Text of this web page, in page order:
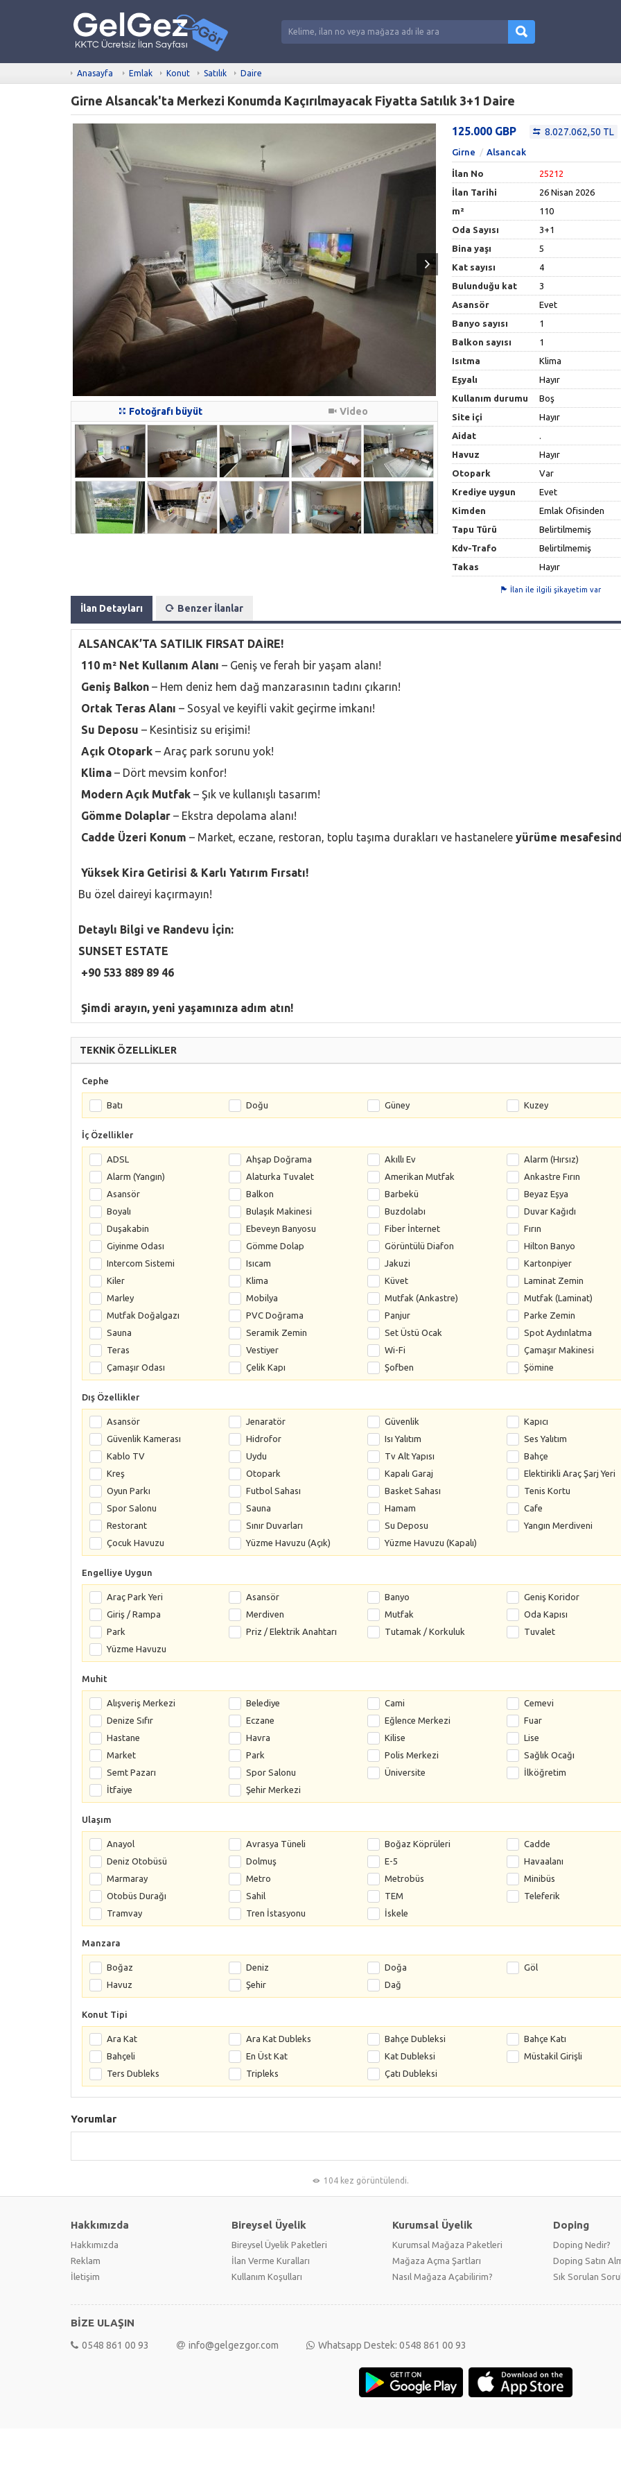
Anasayfa Emlak Konut Satılık Daire
Girne Alsancak'ta Merkezi Konumda Kaçırılmayacak Fiyatta Satılık 3+1 Daire
Fotoğrafı büyüt Video
125.000 GBP 8.027.062,50 TL
Girne Alsancak
İlan No
25212
İlan Tarihi
26 Nisan 2026
m²
110
Oda Sayısı
3+1
Bina yaşı
5
Kat sayısı
4
Bulunduğu kat
3
Asansör
Evet
Banyo sayısı
1
Balkon sayısı
1
Isıtma
Klima
Eşyalı
Hayır
Kullanım durumu
Boş
Site içi
Hayır
Aidat
.
Havuz
Hayır
Otopark
Var
Krediye uygun
Evet
Kimden
Emlak Ofisinden
Tapu Türü
Belirtilmemiş
Kdv-Trafo
Belirtilmemiş
Takas
Hayır
İlan ile ilgili şikayetim var
İlan Detayları Benzer İlanlar
ALSANCAK’TA SATILIK FIRSAT DAİRE!
110 m² Net Kullanım Alanı – Geniş ve ferah bir yaşam alanı!
Geniş Balkon – Hem deniz hem dağ manzarasının tadını çıkarın!
Ortak Teras Alanı – Sosyal ve keyifli vakit geçirme imkanı!
Su Deposu – Kesintisiz su erişimi!
Açık Otopark – Araç park sorunu yok!
Klima – Dört mevsim konfor!
Modern Açık Mutfak – Şık ve kullanışlı tasarım!
Gömme Dolaplar – Ekstra depolama alanı!
Cadde Üzeri Konum – Market, eczane, restoran, toplu taşıma durakları ve hastanelere yürüme
Yüksek Kira Getirisi & Karlı Yatırım Fırsatı!
Bu özel daireyi kaçırmayın!
Detaylı Bilgi ve Randevu İçin:
SUNSET ESTATE
+90 533 889 89 46
Şimdi arayın, yeni yaşamınıza adım atın!
TEKNİK ÖZELLİKLER
Cephe
Batı Doğu Güney Kuzey
İç Özellikler
ADSL Ahşap Doğrama Akıllı Ev
Alarm (Hırsız)
Alarm (Yangın)
Alaturka Tuvalet Amerikan Mutfak
Ankastre Fırın
Asansör
Balkon Barbekü
Beyaz Eşya
Boyalı
Bulaşık Makinesi Buzdolabı
Duvar Kağıdı
Duşakabin
Ebeveyn Banyosu Fiber İnternet
Fırın
Giyinme Odası
Gömme Dolap Görüntülü Diafon
Hilton Banyo
Intercom Sistemi
Isıcam Jakuzi
Kartonpiyer
Kiler
Klima Küvet
Laminat Zemin
Marley
Mobilya Mutfak (Ankastre)
Mutfak (Laminat)
Mutfak Doğalgazı
PVC Doğrama Panjur
Parke Zemin
Sauna
Seramik Zemin Set Üstü Ocak
Spot Aydınlatma
Teras
Vestiyer Wi-Fi
Çamaşır Makinesi
Çamaşır Odası
Çelik Kapı Şofben Şömine
Dış Özellikler
Asansör Jenaratör Güvenlik
Kapıcı
Güvenlik Kamerası
Hidrofor Isı Yalıtım
Ses Yalıtım
Kablo TV
Uydu Tv Alt Yapısı
Bahçe
Kreş
Otopark Kapalı Garaj
Elektirikli Araç Şarj Yeri
Oyun Parkı
Futbol Sahası Basket Sahası
Tenis Kortu
Spor Salonu
Sauna Hamam
Cafe
Restorant
Sınır Duvarları Su Deposu
Yangın Merdiveni
Çocuk Havuzu
Yüzme Havuzu (Açık) Yüzme Havuzu (Kapalı)
Engelliye Uygun
Araç Park Yeri Asansör Banyo
Geniş Koridor
Giriş / Rampa
Merdiven Mutfak
Oda Kapısı
Park
Priz / Elektrik Anahtarı Tutamak / Korkuluk
Tuvalet
Yüzme Havuzu
Muhit
Alışveriş Merkezi Belediye Cami
Cemevi
Denize Sıfır
Eczane Eğlence Merkezi
Fuar
Hastane
Havra Kilise
Lise
Market
Park Polis Merkezi
Sağlık Ocağı
Semt Pazarı
Spor Salonu Üniversite
İlköğretim
İtfaiye
Şehir Merkezi
Ulaşım
Anayol Avrasya Tüneli Boğaz Köprüleri
Cadde
Deniz Otobüsü
Dolmuş E-5
Havaalanı
Marmaray
Metro Metrobüs
Minibüs
Otobüs Durağı
Sahil TEM
Teleferik
Tramvay
Tren İstasyonu İskele
Manzara
Boğaz Deniz Doğa
Göl
Havuz
Şehir Dağ
Konut Tipi
Ara Kat Ara Kat Dubleks Bahçe Dubleksi
Bahçe Katı
Bahçeli
En Üst Kat Kat Dubleksi
Müstakil Girişli
Ters Dubleks
Tripleks Çatı Dubleksi
Yorumlar
104 kez görüntülendi.
Hakkımızda
Hakkımızda
Reklam
İletişim
Bireysel Üyelik
Bireysel Üyelik Paketleri
İlan Verme Kuralları
Kullanım Koşulları
Kurumsal Üyelik
Kurumsal Mağaza Paketleri
Mağaza Açma Şartları
Nasıl Mağaza Açabilirim?
Doping
Doping Nedir?
Doping Satın
Sık Sorulan
BİZE ULAŞIN
0548 861 00 93 info@gelgezgor.com Whatsapp Destek: 0548 861 00 93